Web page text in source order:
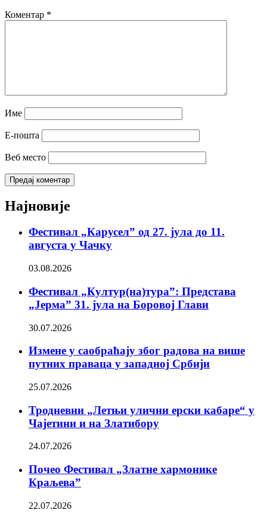
Коментар *
Име
Е-пошта
Веб место
Најновије
Фестивал „Карусел” од 27. јула до 11.
августа у Чачку
03.08.2026
Фестивал „Култур(на)тура”: Представа
„Јерма” 31. јула на Боровој Глави
30.07.2026
Измене у саобраћају због радова на више
путних праваца у западној Србији
25.07.2026
Тродневни „Летњи улични ерски кабаре“ у
Чајетини и на Златибору
24.07.2026
Почео Фестивал „Златне хармонике
Краљева”
22.07.2026